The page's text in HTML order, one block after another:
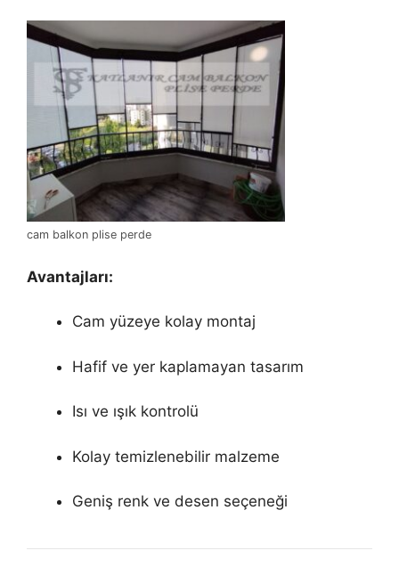
cam balkon plise perde
Avantajları:
Cam yüzeye kolay montaj
Hafif ve yer kaplamayan tasarım
Isı ve ışık kontrolü
Kolay temizlenebilir malzeme
Geniş renk ve desen seçeneği